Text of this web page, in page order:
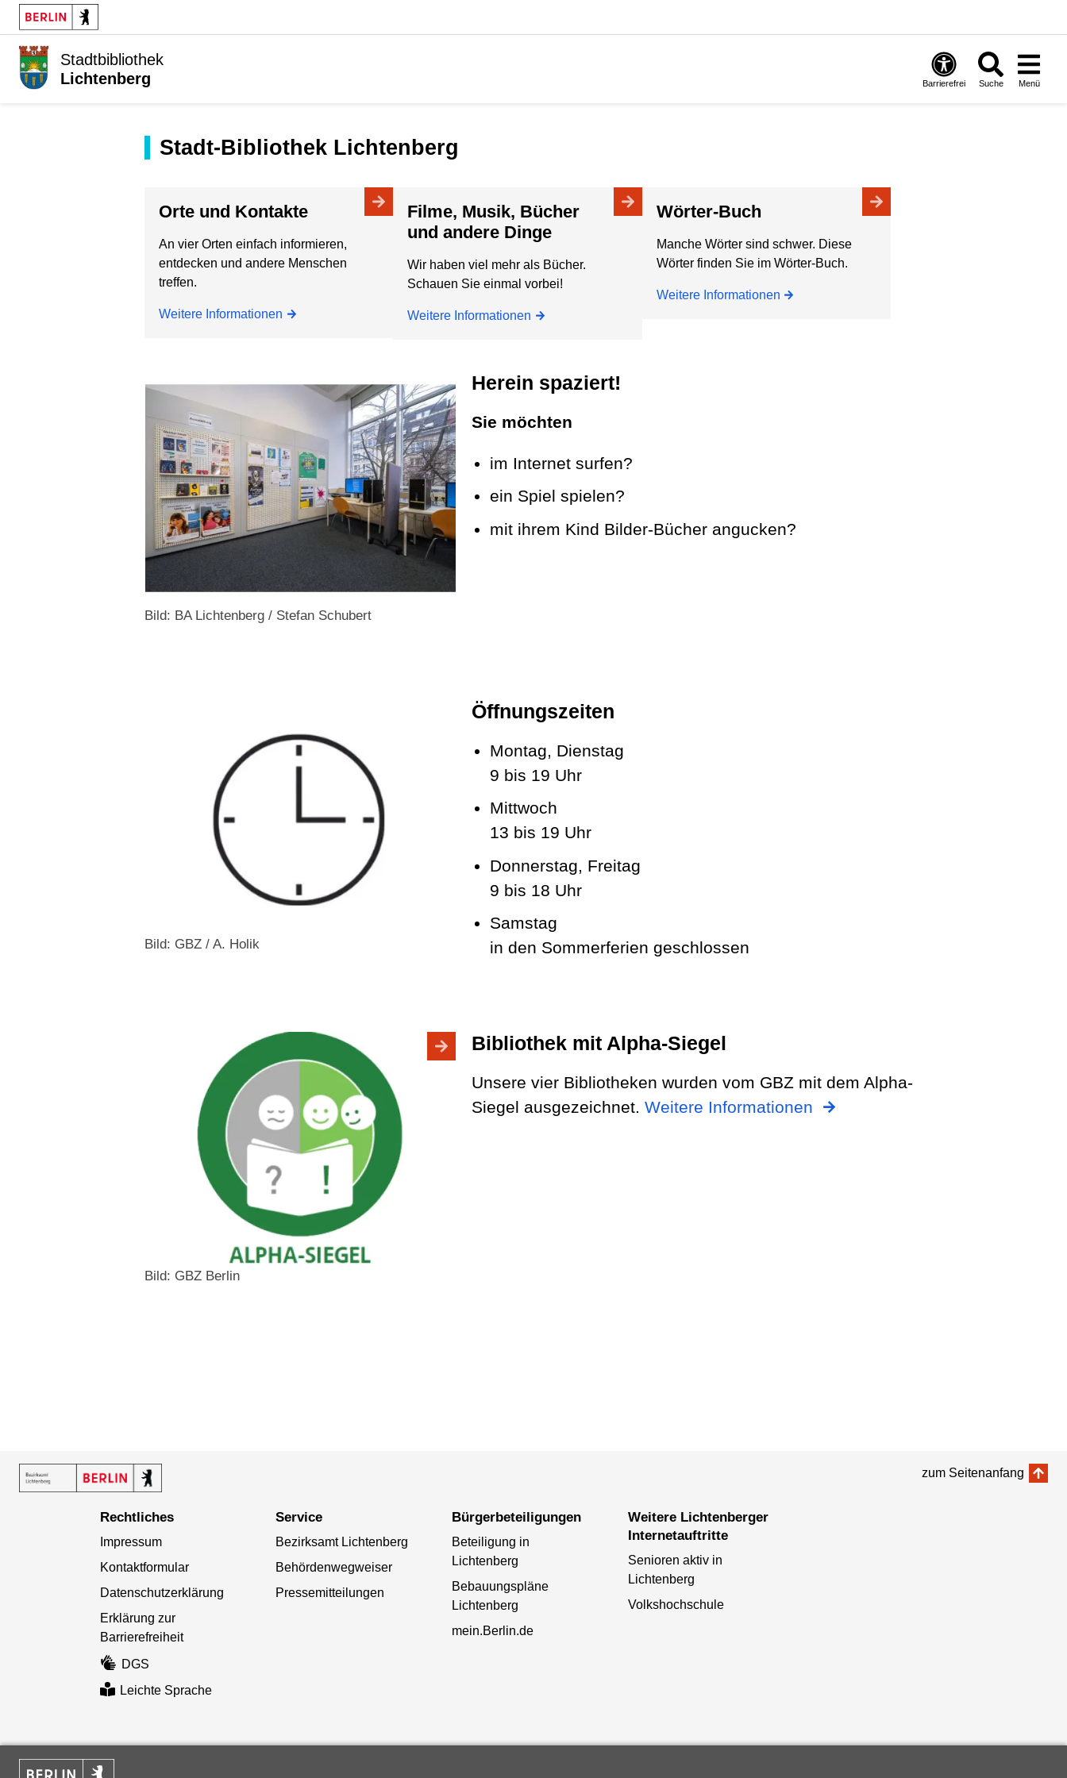
Stadtbibliothek
Lichtenberg
Barrierefrei Suche Menü
Stadt-Bibliothek Lichtenberg
Orte und Kontakte
An vier Orten einfach informieren,
entdecken und andere Menschen
treffen.
Weitere Informationen
Filme, Musik, Bücher
und andere Dinge
Wir haben viel mehr als Bücher.
Schauen Sie einmal vorbei!
Weitere Informationen
Wörter-Buch
Manche Wörter sind schwer. Diese
Wörter finden Sie im Wörter-Buch.
Weitere Informationen
Bild: BA Lichtenberg / Stefan Schubert
Herein spaziert!
Sie möchten
im Internet surfen?
ein Spiel spielen?
mit ihrem Kind Bilder-Bücher angucken?
Bild: GBZ / A. Holik
Öffnungszeiten
Montag, Dienstag
9 bis 19 Uhr
Mittwoch
13 bis 19 Uhr
Donnerstag, Freitag
9 bis 18 Uhr
Samstag
in den Sommerferien geschlossen
Bild: GBZ Berlin
Bibliothek mit Alpha-Siegel
Unsere vier Bibliotheken wurden vom GBZ mit dem Alpha-
Siegel ausgezeichnet. Weitere Informationen
zum Seitenanfang
Rechtliches
Impressum
Kontaktformular
Datenschutzerklärung
Erklärung zur
Barrierefreiheit
DGS
Leichte Sprache
Service
Bezirksamt Lichtenberg
Behördenwegweiser
Pressemitteilungen
Bürgerbeteiligungen
Beteiligung in
Lichtenberg
Bebauungspläne
Lichtenberg
mein.Berlin.de
Weitere Lichtenberger
Internetauftritte
Senioren aktiv in
Lichtenberg
Volkshochschule